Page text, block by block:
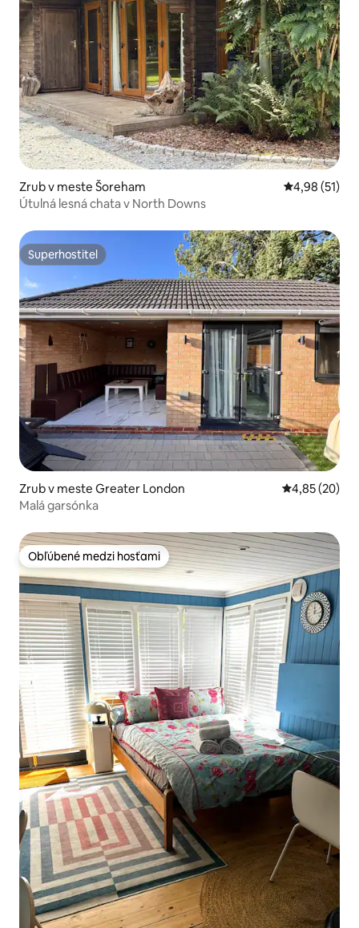
Zrub v meste Šoreham Priemerné
4,98 (51)
Útulná lesná chata v North Downs
Superhostiteľ
Superhostiteľ
Zrub v meste Greater London Priemerné
4,85 (20)
Malá garsónka
Obľúbené medzi hosťami
Obľúbené medzi hosťami